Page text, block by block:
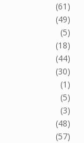
(61)
(49)
(5)
(18)
(44)
(30)
(1)
(5)
(3)
(48)
(57)